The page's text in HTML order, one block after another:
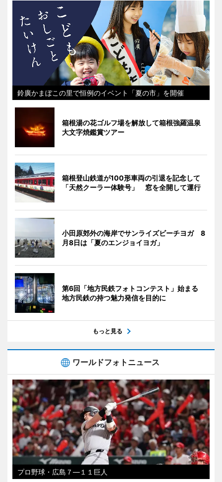
鈴廣かまぼこの里で恒例のイベント「夏の市」を開催
箱根湯の花ゴルフ場を解放して箱根強羅温泉
大文字焼鑑賞ツアー
箱根登山鉄道が100形車両の引退を記念して
「天然クーラー体験号」 窓を全開して運行
小田原郊外の海岸でサンライズビーチヨガ 8
月8日は「夏のエンジョイヨガ」
第6回「地方民鉄フォトコンテスト」始まる
地方民鉄の持つ魅力発信を目的に
もっと見る
ワールドフォトニュース
プロ野球・広島７―１１巨人